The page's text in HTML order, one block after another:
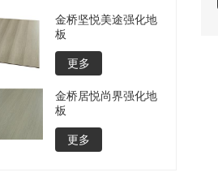
金桥坚悦美途强化地
板
更多
金桥居悦尚界强化地
板
更多